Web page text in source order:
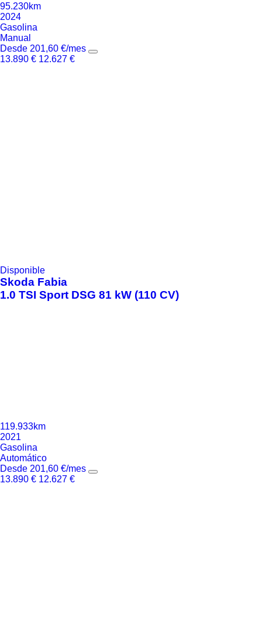
95.230km
2024
Gasolina
Manual
Desde 201,60 €/mes
13.890 € 12.627 €
Disponible
Skoda Fabia
1.0 TSI Sport DSG 81 kW (110 CV)
119.933km
2021
Gasolina
Automático
Desde 201,60 €/mes
13.890 € 12.627 €